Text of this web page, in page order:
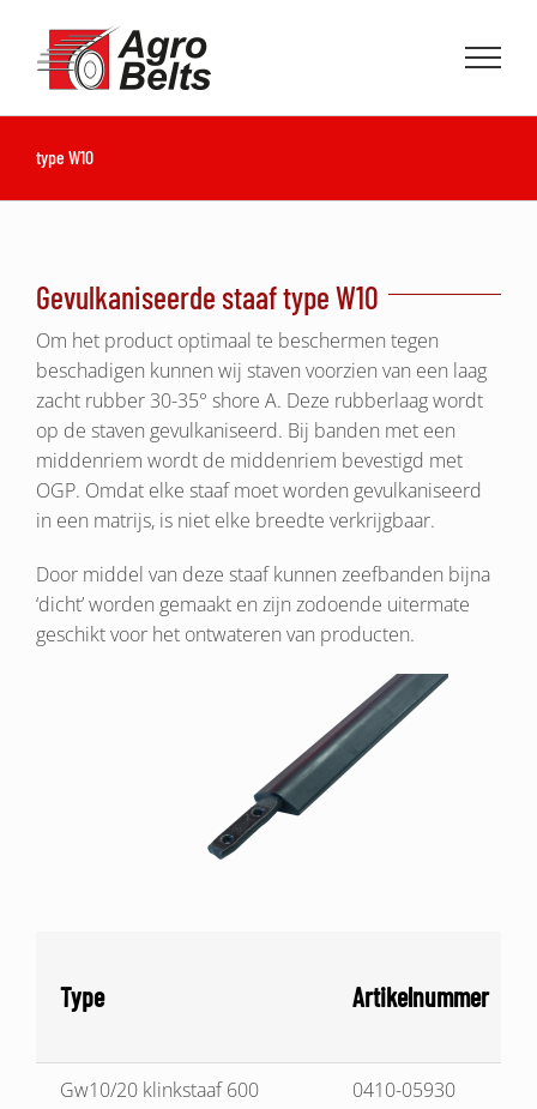
inhoud
type W10
Gevulkaniseerde staaf type W10
Om het product optimaal te beschermen tegen
beschadigen kunnen wij staven voorzien van een laag
zacht rubber 30-35° shore A. Deze rubberlaag wordt
op de staven gevulkaniseerd. Bij banden met een
middenriem wordt de middenriem bevestigd met
OGP. Omdat elke staaf moet worden gevulkaniseerd
in een matrijs, is niet elke breedte verkrijgbaar.
Door middel van deze staaf kunnen zeefbanden bijna
‘dicht’ worden gemaakt en zijn zodoende uitermate
geschikt voor het ontwateren van producten.
Type Artikelnummer
Gw10/20 klinkstaaf 600 0410-05930